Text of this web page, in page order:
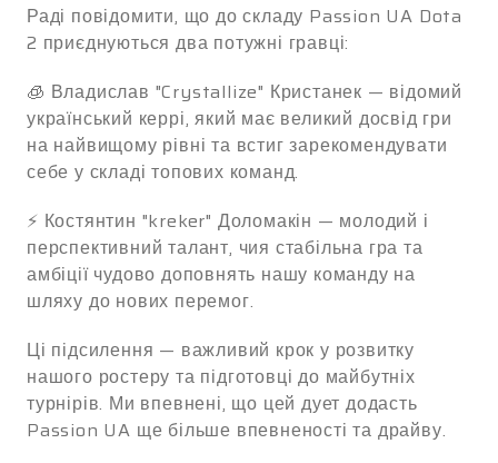
Раді повідомити, що до складу Passion UA Dota
2 приєднуються два потужні гравці:
🧊 Владислав "Crystallize" Кристанек — відомий
український керрі, який має великий досвід гри
на найвищому рівні та встиг зарекомендувати
себе у складі топових команд.
⚡️ Костянтин "kreker" Доломакін — молодий і
перспективний талант, чия стабільна гра та
амбіції чудово доповнять нашу команду на
шляху до нових перемог.
Ці підсилення — важливий крок у розвитку
нашого ростеру та підготовці до майбутніх
турнірів. Ми впевнені, що цей дует додасть
Passion UA ще більше впевненості та драйву.